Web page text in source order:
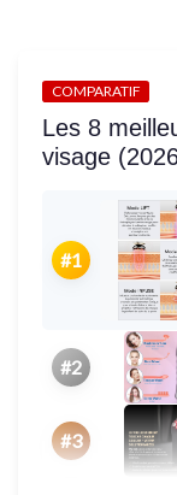
COMPARATIF
Les 8
visage
#1
#2
#3